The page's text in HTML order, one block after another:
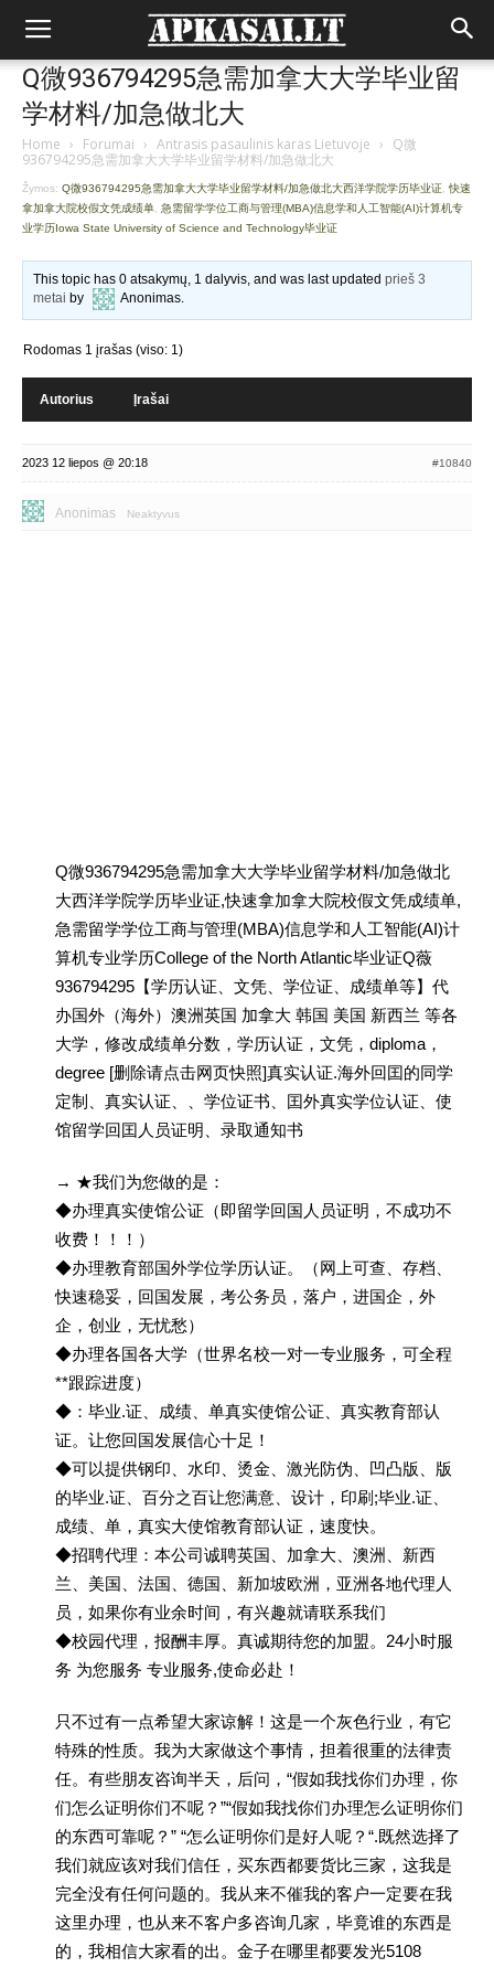
Q微936794295急需加拿大大学毕业留
学材料/加急做北大
Home › Forumai › Antrasis pasaulinis karas Lietuvoje › Q微
936794295急需加拿大大学毕业留学材料/加急做北大
Žymos: Q微936794295急需加拿大大学毕业留学材料/加急做北大西洋学院学历毕业证 快速
拿加拿大院校假文凭成绩单 急需留学学位工商与管理(MBA)信息学和人工智能(AI)计算机专
业学历Iowa State University of Science and Technology毕业证
This topic has 0 atsakymų, 1 dalyvis, and was last updatedprieš 3
metai by Anonimas.
Rodomas 1 įrašas (viso: 1)
Autorius Įrašai
2023 12 liepos @ 20:18 #10840
Anonimas Neaktyvus
Q微936794295急需加拿大大学毕业留学材料/加急做北
大西洋学院学历毕业证,快速拿加拿大院校假文凭成绩单,
急需留学学位工商与管理(MBA)信息学和人工智能(AI)计
算机专业学历College of the North Atlantic毕业证Q薇
936794295【学历认证、文凭、学位证、成绩单等】代
办国外（海外）澳洲英国 加拿大 韩国 美国 新西兰 等各
大学，修改成绩单分数，学历认证，文凭，diploma，
degree [删除请点击网页快照]真实认证.海外回囯的同学
定制、真实认证、、学位证书、囯外真实学位认证、使
馆留学回囯人员证明、录取通知书
→ ★我们为您做的是：
◆办理真实使馆公证（即留学回国人员证明，不成功不
收费！！！）
◆办理教育部国外学位学历认证。（网上可查、存档、
快速稳妥，回国发展，考公务员，落户，进国企，外
企，创业，无忧愁）
◆办理各国各大学（世界名校一对一专业服务，可全程
**跟踪进度）
◆：毕业.证、成绩、单真实使馆公证、真实教育部认
证。让您回国发展信心十足！
◆可以提供钢印、水印、烫金、激光防伪、凹凸版、版
的毕业.证、百分之百让您满意、设计，印刷;毕业.证、
成绩、单，真实大使馆教育部认证，速度快。
◆招聘代理：本公司诚聘英国、加拿大、澳洲、新西
兰、美国、法国、德国、新加坡欧洲，亚洲各地代理人
员，如果你有业余时间，有兴趣就请联系我们
◆校园代理，报酬丰厚。真诚期待您的加盟。24小时服
务 为您服务 专业服务,使命必赴！
只不过有一点希望大家谅解！这是一个灰色行业，有它
特殊的性质。我为大家做这个事情，担着很重的法律责
任。有些朋友咨询半天，后问，“假如我找你们办理，你
们怎么证明你们不呢？”“假如我找你们办理怎么证明你们
的东西可靠呢？” “怎么证明你们是好人呢？“.既然选择了
我们就应该对我们信任，买东西都要货比三家，这我是
完全没有任何问题的。我从来不催我的客户一定要在我
这里办理，也从来不客户多咨询几家，毕竟谁的东西是
的，我相信大家看的出。金子在哪里都要发光5108